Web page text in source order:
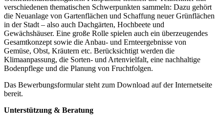
verschiedenen thematischen Schwerpunkten sammeln: Dazu gehört
die Neuanlage von Gartenflächen und Schaffung neuer Grünflächen
in der Stadt – also auch Dachgärten, Hochbeete und
Gewächshäuser. Eine große Rolle spielen auch ein überzeugendes
Gesamtkonzept sowie die Anbau- und Ernteergebnisse von
Gemüse, Obst, Kräutern etc. Berücksichtigt werden die
Klimaanpassung, die Sorten- und Artenvielfalt, eine nachhaltige
Bodenpflege und die Planung von Fruchtfolgen.
Das Bewerbungsformular steht zum Download auf der Internetseite
bereit.
Unterstützung & Beratung